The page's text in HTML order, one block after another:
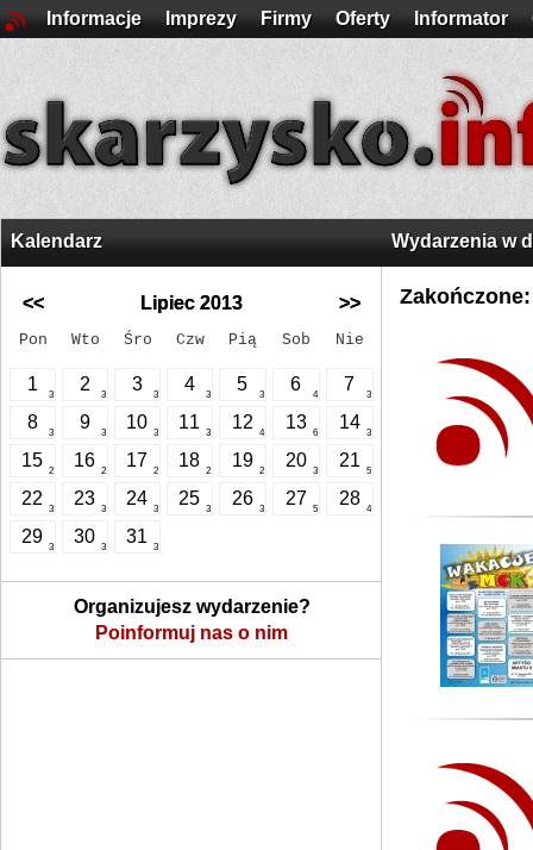
Informacje Imprezy Firmy Oferty Informator
Kalendarz
<< Lipiec 2013 >>
Pon Wto Śro Czw Pią Sob Nie
1
3
2
3
3
3
4
3
5
3
6
4
7
3
8
3
9
3
10
3
11
3
12
4
13
6
14
3
15
2
16
2
17
2
18
2
19
2
20
3
21
5
22
3
23
3
24
3
25
3
26
3
27
5
28
4
29
3
30
3
31
3
Organizujesz wydarzenie?
Poinformuj nas o nim
Wydarzenia w
Zakończone: